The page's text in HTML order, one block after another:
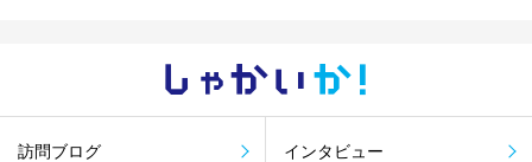
しゃかい か！
訪問ブログ インタビュー